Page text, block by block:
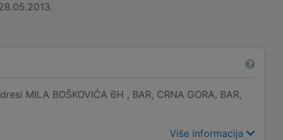
MILA BOŠKOVIĆA 6H , BAR, CRNA GORA, BAR,
Više informacija